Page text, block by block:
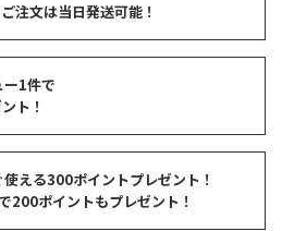
注文は当日発送可能！
1件で
ト！
える300ポイントプレゼント！
200ポイントもプレゼント！